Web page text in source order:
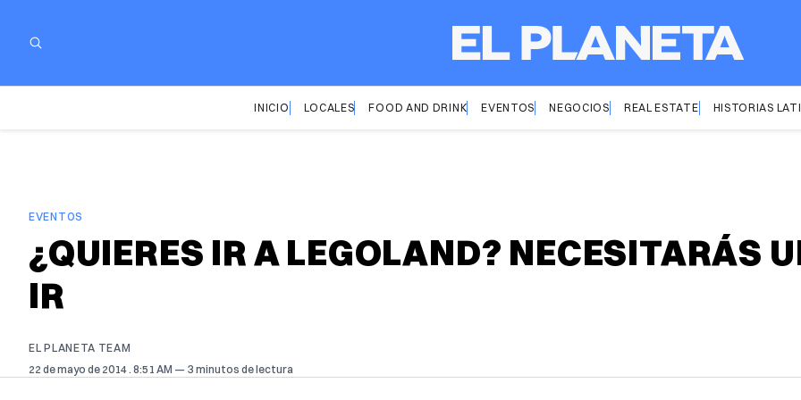
INICIO LOCALES FOOD AND DRINK EVENTOS NEGOCIOS REAL ESTATE HISTORIAS
EVENTOS
¿QUIERES IR A LEGOLAND? NECESITARÁS
IR
EL PLANETA TEAM
22 de mayo de 2014 . 8:51 AM 3 minutos de lectura